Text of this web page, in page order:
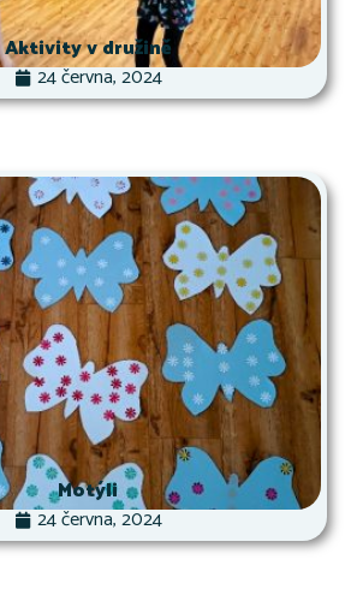
Aktivity v družině
24 června, 2024
Motýli
24 června, 2024